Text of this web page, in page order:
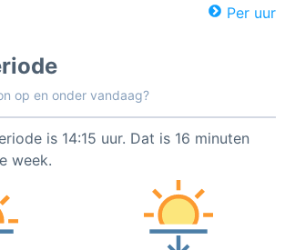
Per uur
op en onder vandaag?
is 14:15 uur. Dat is 16 minuten
week.